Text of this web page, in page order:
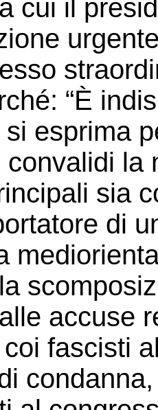
cui il
“È
esprima
convalidi la
sia
di
accuse
fascisti